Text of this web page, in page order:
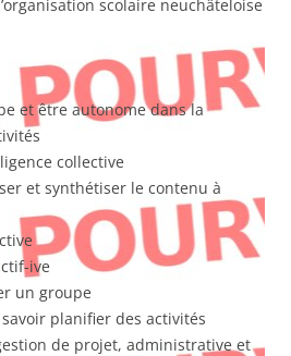
scolaire neuchâteloise
et être autonome dans la
collective
et synthétiser le contenu à
ive
un groupe
planifier des activités
de projet, administrative et